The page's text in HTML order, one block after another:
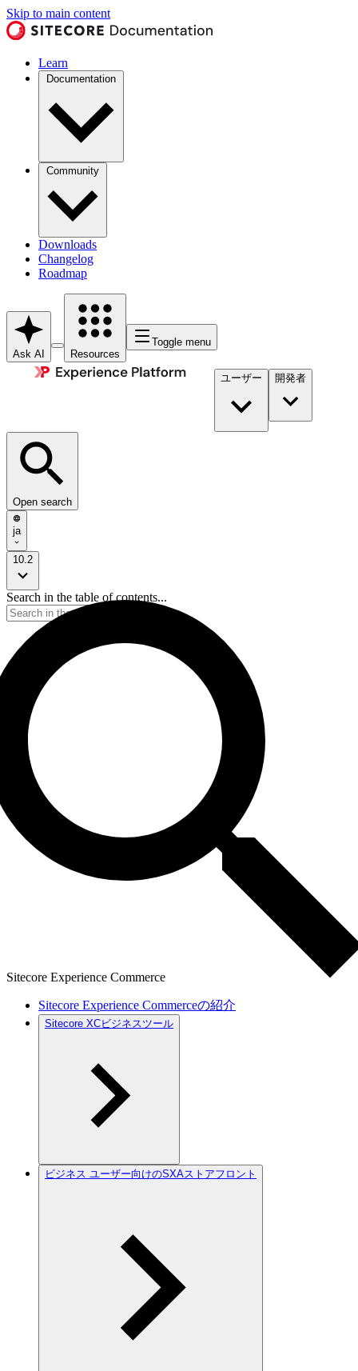
Skip to main content
Learn
Documentation
Community
Downloads
Changelog
Roadmap
Ask AI Resources
Toggle menu
ユーザー 開発者​
Open search
ja
10.2
Search in the table of contents...
Sitecore Experience Commerce
Sitecore Experience Commerceの紹介
Sitecore XCビジネスツール
ビジネス ユーザー向けのSXAストアフロント